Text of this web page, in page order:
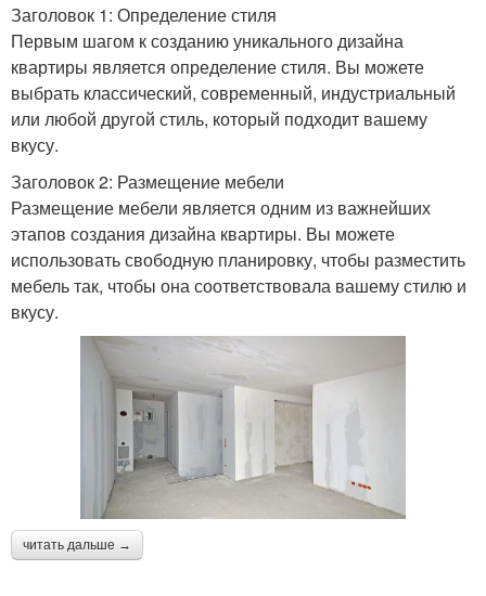
Заголовок 1: Определение стиля
Первым шагом к созданию уникального дизайна
квартиры является определение стиля. Вы можете
выбрать классический, современный, индустриальный
или любой другой стиль, который подходит вашему
вкусу.
Заголовок 2: Размещение мебели
Размещение мебели является одним из важнейших
этапов создания дизайна квартиры. Вы можете
использовать свободную планировку, чтобы разместить
мебель так, чтобы она соответствовала вашему стилю и
вкусу.
читать дальше →